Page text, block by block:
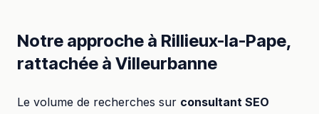
Notre approche à Rillieux-la-Pape,
rattachée à Villeurbanne
Le volume de recherches sur consultant SEO